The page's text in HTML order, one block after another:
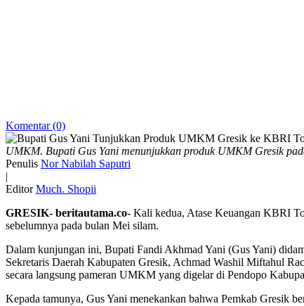
Komentar (0)
UMKM. Bupati Gus Yani menunjukkan produk UMKM Gresik
Penulis Nor Nabilah Saputri
|
Editor Much. Shopii
GRESIK- beritautama.co- Kali kedua, Atase Keuangan KBRI
sebelumnya pada bulan Mei silam.
Dalam kunjungan ini, Bupati Fandi Akhmad Yani (Gus Yani)
Sekretaris Daerah Kabupaten Gresik, Achmad Washil Miftahul
secara langsung pameran UMKM yang digelar di Pendopo
Kepada tamunya, Gus Yani menekankan bahwa Pemkab Gresik